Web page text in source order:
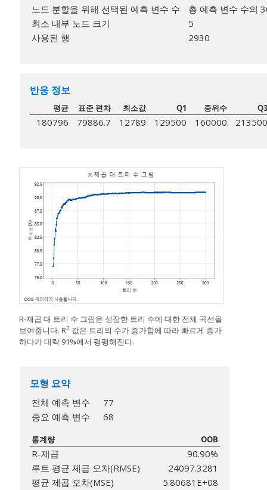
노드 분할을 위해 선택된 예측 변수 수
총 예측 변수 수의
최소 내부 노드 크기
5
사용된 행
2930
반응 정보
평균 표준 편차 최소값 Q1 중위수 Q3
180796 79886.7 12789 129500 160000 213500
R-제곱 대 트리 수 그림은 성장한 트리 수에 대한 전체 곡선을
보여줍니다. R2 값은 트리의 수가 증가함에 따라 빠르게 증가
하다가 대략 91%에서 평평해진다.
모형 요약
전체 예측 변수
77
중요 예측 변수
68
통계량 OOB
R-제곱
90.90%
루트 평균 제곱 오차(RMSE)
24097.3281
평균 제곱 오차(MSE)
5.80681E+08